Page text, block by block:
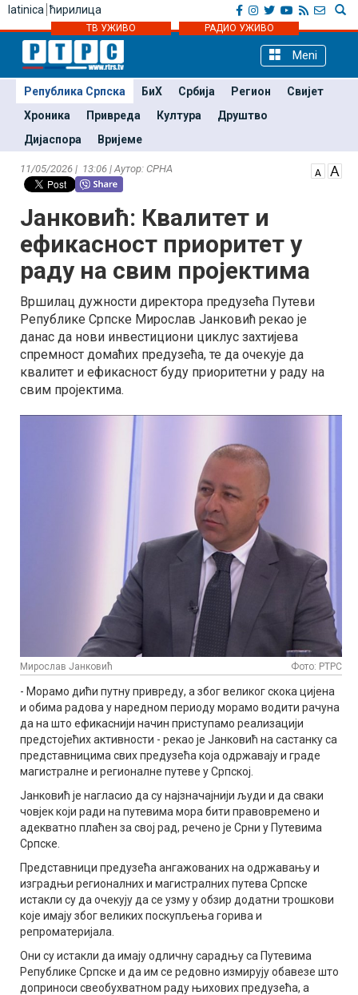
latinica ћирилица
ТВ УЖИВО РАДИО УЖИВО
Meni
Република Српска БиХ Србија Регион
Свијет
Хроника
Привреда Култура
Друштво
Дијаспора
Вријеме
11/05/2026 | 13:06 | Аутор: СРНА
Јанковић: Квалитет и
ефикасност приоритет у
раду на свим пројектима
Вршилац дужности директора предузећа Путеви
Републике Српске Мирослав Јанковић рекао је
данас да нови инвестициони циклус захтијева
спремност домаћих предузећа, те да очекује да
квалитет и ефикасност буду приоритетни у раду на
свим пројектима.
Мирослав Јанковић Фото: РТРС
- Морамо дићи путну привреду, а због великог скока цијена
и обима радова у наредном периоду морамо водити рачуна
да на што ефикаснији начин приступамо реализацији
предстојећих активности - рекао је Јанковић на састанку са
представницима свих предузећа која одржавају и граде
магистралне и регионалне путеве у Српској.
Јанковић је нагласио да су најзначајнији људи и да сваки
човјек који ради на путевима мора бити правовремено и
адекватно плаћен за свој рад, речено је Срни у Путевима
Српске.
Представници предузећа ангажованих на одржавању и
изградњи регионалних и магистралних путева Српске
истакли су да очекују да се узму у обзир додатни трошкови
које имају због великих поскупљења горива и
репроматеријала.
Они су истакли да имају одличну сарадњу са Путевима
Републике Српске и да им се редовно измирују обавезе што
доприноси свеобухватном раду њихових предузећа, а